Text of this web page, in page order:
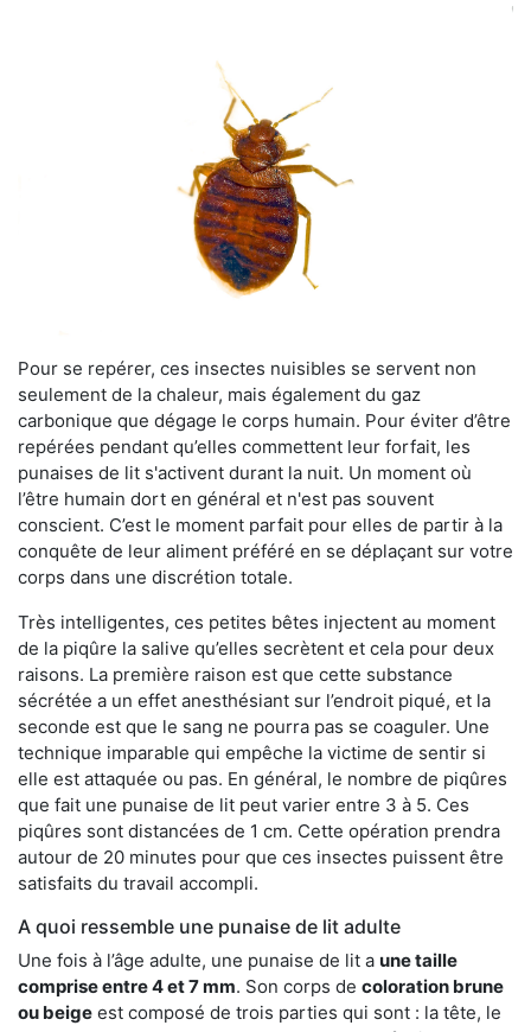
Pour se repérer, ces insectes nuisibles se servent non
seulement de la chaleur, mais également du gaz
carbonique que dégage le corps humain. Pour éviter d’être
repérées pendant qu’elles commettent leur forfait, les
punaises de lit s'activent durant la nuit. Un moment où
l’être humain dort en général et n'est pas souvent
conscient. C’est le moment parfait pour elles de partir à la
conquête de leur aliment préféré en se déplaçant sur votre
corps dans une discrétion totale.
Très intelligentes, ces petites bêtes injectent au moment
de la piqûre la salive qu’elles secrètent et cela pour deux
raisons. La première raison est que cette substance
sécrétée a un effet anesthésiant sur l’endroit piqué, et la
seconde est que le sang ne pourra pas se coaguler. Une
technique imparable qui empêche la victime de sentir si
elle est attaquée ou pas. En général, le nombre de piqûres
que fait une punaise de lit peut varier entre 3 à 5. Ces
piqûres sont distancées de 1 cm. Cette opération prendra
autour de 20 minutes pour que ces insectes puissent être
satisfaits du travail accompli.
A quoi ressemble une punaise de lit adulte
Une fois à l’âge adulte, une punaise de lit a une taille
comprise entre 4 et 7 mm. Son corps de coloration brune
ou beige est composé de trois parties qui sont : la tête, le